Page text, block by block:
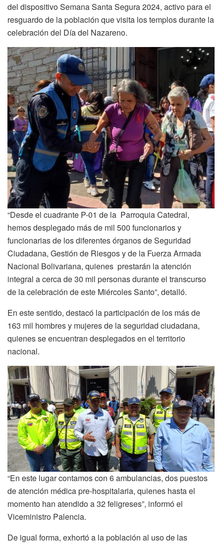
del dispositivo Semana Santa Segura 2024, activo para el
resguardo de la población que visita los templos durante la
celebración del Día del Nazareno.
“Desde el cuadrante P-01 de la Parroquia Catedral,
hemos desplegado más de mil 500 funcionarios y
funcionarias de los diferentes órganos de Seguridad
Ciudadana, Gestión de Riesgos y de la Fuerza Armada
Nacional Bolivariana, quienes prestarán la atención
integral a cerca de 30 mil personas durante el transcurso
de la celebración de este Miércoles Santo”, detalló.
En este sentido, destacó la participación de los más de
163 mil hombres y mujeres de la seguridad ciudadana,
quienes se encuentran desplegados en el territorio
nacional.
“En este lugar contamos con 6 ambulancias, dos puestos
de atención médica pre-hospitalaria, quienes hasta el
momento han atendido a 32 feligreses”, informó el
Viceministro Palencia.
De igual forma, exhortó a la población al uso de las